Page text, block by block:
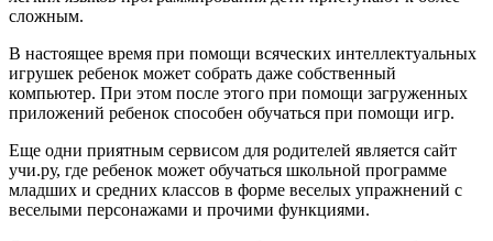
сложным.
В настоящее время при помощи всяческих интеллектуальных
игрушек ребенок может собрать даже собственный
компьютер. При этом после этого при помощи загруженных
приложений ребенок способен обучаться при помощи игр.
Еще одни приятным сервисом для родителей является сайт
учи.ру, где ребенок может обучаться школьной программе
младших и средних классов в форме веселых упражнений с
веселыми персонажами и прочими функциями.